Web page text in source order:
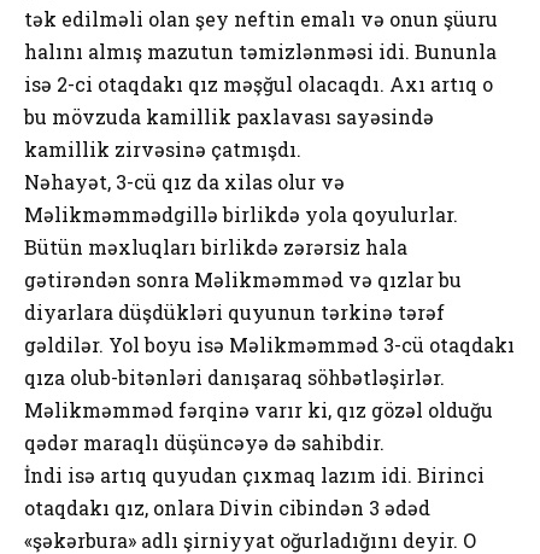
tək edilməli olan şey neftin emalı və onun şüuru
halını almış mazutun təmizlənməsi idi. Bununla
isə 2-ci otaqdakı qız məşğul olacaqdı. Axı artıq o
bu mövzuda kamillik paxlavası sayəsində
kamillik zirvəsinə çatmışdı.
Nəhayət, 3-cü qız da xilas olur və
Məlikməmmədgillə birlikdə yola qoyulurlar.
Bütün məxluqları birlikdə zərərsiz hala
gətirəndən sonra Məlikməmməd və qızlar bu
diyarlara düşdükləri quyunun tərkinə tərəf
gəldilər. Yol boyu isə Məlikməmməd 3-cü otaqdakı
qıza olub-bitənləri danışaraq söhbətləşirlər.
Məlikməmməd fərqinə varır ki, qız gözəl olduğu
qədər maraqlı düşüncəyə də sahibdir.
İndi isə artıq quyudan çıxmaq lazım idi. Birinci
otaqdakı qız, onlara Divin cibindən 3 ədəd
«şəkərbura» adlı şirniyyat oğurladığını deyir. O